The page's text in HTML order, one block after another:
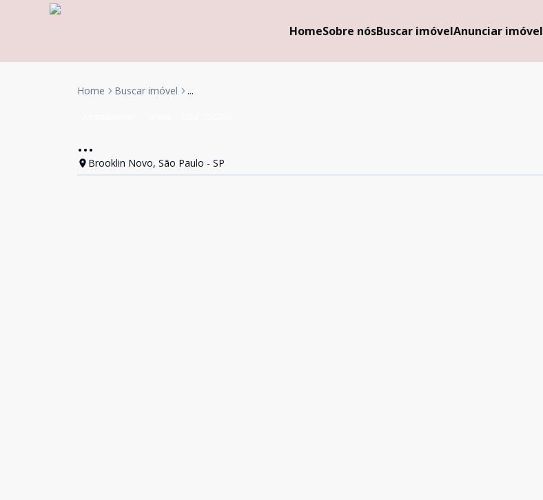
HomeSobre nósBuscar imóvelAnunciar imóvel
Home Buscar imóvel ...
...
Brooklin Novo, São Paulo - SP